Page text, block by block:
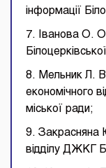
інформації
7. Іванова О.
8. Мельник Л.
економічного
міської ради;
9. Закрасняна
відділу ДЖКГ